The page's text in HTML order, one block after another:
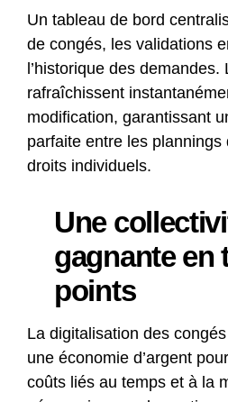
Un tableau de bord
de congés, les validations
l’historique des
rafraîchissent
modification, garantissant
parfaite entre les
droits individuels.
Une
gagnante en
points
La digitalisation des
une économie d’argent
coûts liés au temps et à la